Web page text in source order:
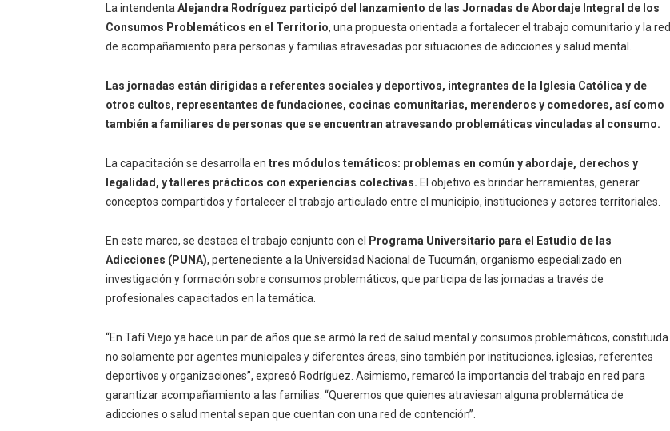
La intendenta Alejandra Rodríguez participó del lanzamiento de las Jornadas de Abordaje Integral de los
Consumos Problemáticos en el Territorio, una propuesta orientada a fortalecer el trabajo comunitario y la red
de acompañamiento para personas y familias atravesadas por situaciones de adicciones y salud mental.
Las jornadas están dirigidas a referentes sociales y deportivos, integrantes de la Iglesia Católica y de
otros cultos, representantes de fundaciones, cocinas comunitarias, merenderos y comedores, así como
también a familiares de personas que se encuentran atravesando problemáticas vinculadas al consumo.
La capacitación se desarrolla en tres módulos temáticos: problemas en común y abordaje, derechos y
legalidad, y talleres prácticos con experiencias colectivas. El objetivo es brindar herramientas, generar
conceptos compartidos y fortalecer el trabajo articulado entre el municipio, instituciones y actores territoriales.
En este marco, se destaca el trabajo conjunto con el
Programa Universitario para el Estudio de las
Adicciones (PUNA), perteneciente a la Universidad Nacional de Tucumán, organismo especializado en
investigación y formación sobre consumos problemáticos, que participa de las jornadas a través de
profesionales capacitados en la temática.
“En Tafí Viejo ya hace un par de años que se armó la red de salud mental y consumos problemáticos, constituida
no solamente por agentes municipales y diferentes áreas, sino también por instituciones, iglesias, referentes
deportivos y organizaciones”, expresó Rodríguez. Asimismo, remarcó la importancia del trabajo en red para
garantizar acompañamiento a las familias: “Queremos que quienes atraviesan alguna problemática de
adicciones o salud mental sepan que cuentan con una red de contención”.